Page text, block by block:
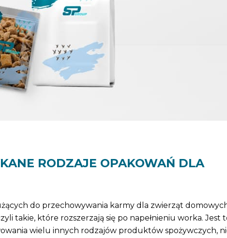
RODZAJE OPAKOWAŃ DLA
do przechowywania karmy dla zwierząt
takie, które rozszerzają się po napełnieniu worka. Jest
wielu innych rodzajów produktów spożywczych,